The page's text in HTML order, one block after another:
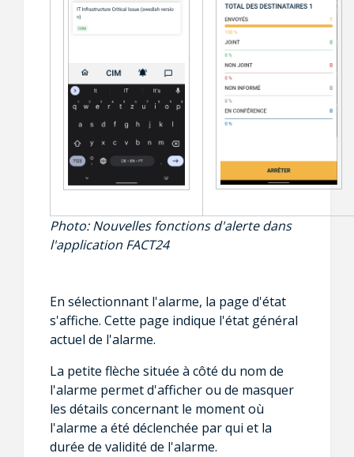
Photo: Nouvelles fonctions d'alerte dans
l'application FACT24
En sélectionnant l'alarme, la page d'état
s'affiche. Cette page indique l'état général
actuel de l'alarme.
La petite flèche située à côté du nom de
l'alarme permet d'afficher ou de masquer
les détails concernant le moment où
l'alarme a été déclenchée par qui et la
durée de validité de l'alarme.